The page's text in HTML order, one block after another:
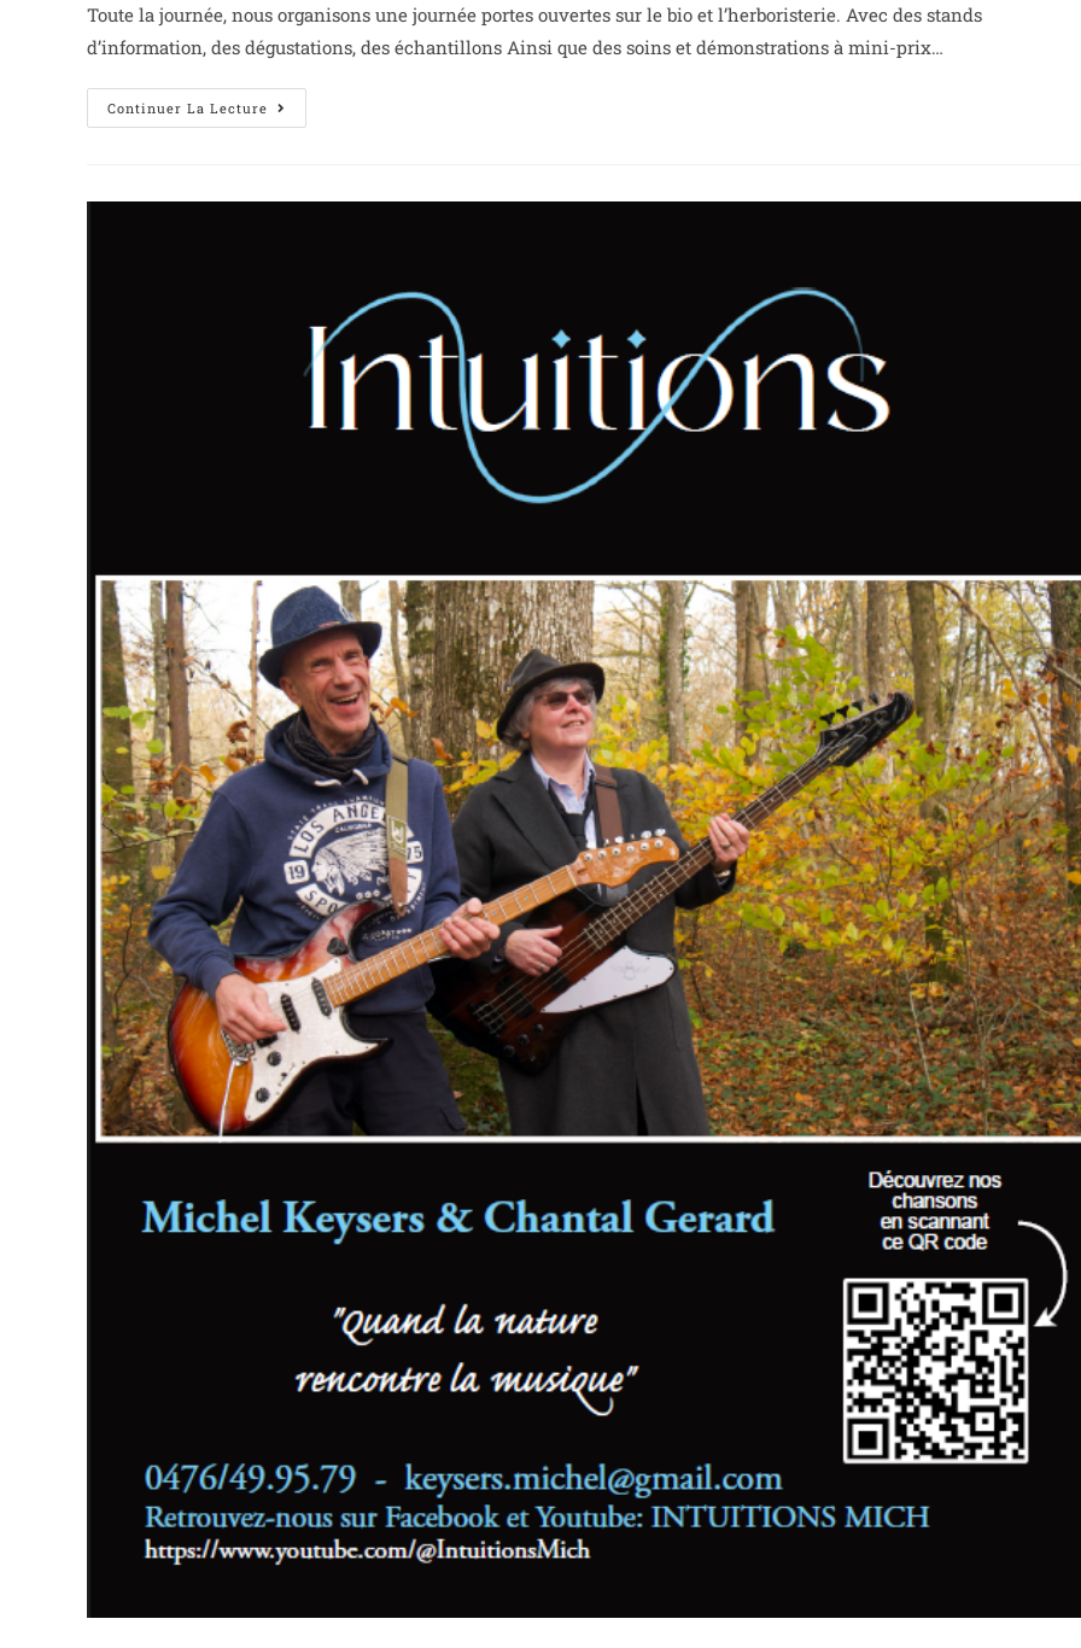
Toute la journée, nous organisons une journée portes ouvertes sur le bio et l’herboristerie. Avec des stands
d’information, des dégustations, des échantillons Ainsi que des soins et démonstrations à mini-prix…
Continuer La Lecture